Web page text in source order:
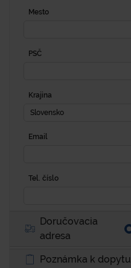
Mesto
PSČ
Krajina
Slovensko
Email
Tel. číslo
Doručovacia
adresa
Poznámka k dopytu